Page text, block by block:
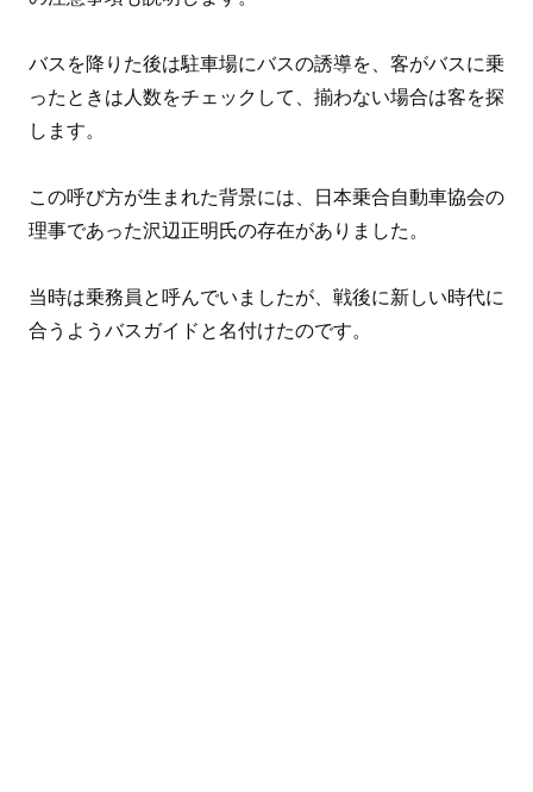
バスを降りた後は駐車場にバスの誘導を、客がバスに乗
ったときは人数をチェックして、揃わない場合は客を探
します。
この呼び方が生まれた背景には、日本乗合自動車協会の
理事であった沢辺正明氏の存在がありました。
当時は乗務員と呼んでいましたが、戦後に新しい時代に
合うようバスガイドと名付けたのです。